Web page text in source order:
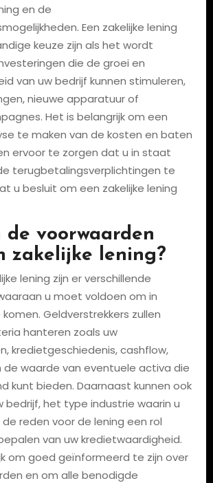
en de
Een zakelijke lening
keuze zijn als het wordt
die de groei en
van uw bedrijf kunnen stimuleren,
nieuwe apparatuur of
Het is belangrijk om een
te maken van de kosten en baten
ervoor te zorgen dat u in staat
terugbetalingsverplichtingen te
u besluit om een zakelijke lening
de voorwaarden
zakelijke lening?
lening zijn er verschillende
u moet voldoen om in
Geldverstrekkers zullen
hanteren zoals uw
kredietgeschiedenis, cashflow,
de waarde van eventuele activa die
kunt bieden. Daarnaast kunnen ook
bedrijf, het type industrie waarin u
reden voor de lening een rol
van uw kredietwaardigheid.
om goed geïnformeerd te zijn over
en om alle benodigde